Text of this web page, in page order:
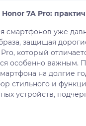
Honor 7A Pro:
смартфонов уже
защищая
Pro, который
особенно важным.
на долгие
стильного и
устройств,